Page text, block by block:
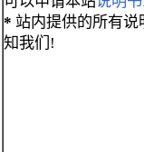
* 站内提供的所有
知我们!